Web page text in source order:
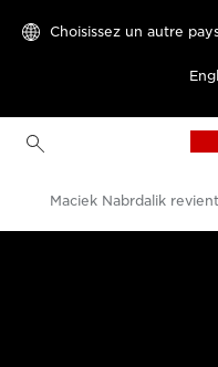
Choisissez un autre